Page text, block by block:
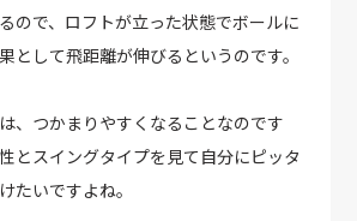
ので、ロフトが立った状態でボールに
として飛距離が伸びるというのです。
、つかまりやすくなることなのです
とスイングタイプを見て自分にピッタ
たいですよね。